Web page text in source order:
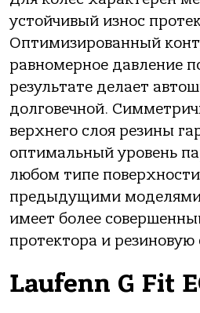
устойчивый износ
Оптимизированный
равномерное давление
результате делает
долговечной.
верхнего слоя резины
оптимальный уровень
любом типе
предыдущими моделями
имеет более
протектора и резиновую
Laufenn G Fit